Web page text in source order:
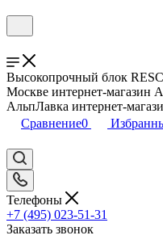
Высокопрочный блок
Москве интернет-магазин
АльпЛавка интернет-
Сравнение0
Телефоны
+7 (495) 023-51-31
Заказать звонок